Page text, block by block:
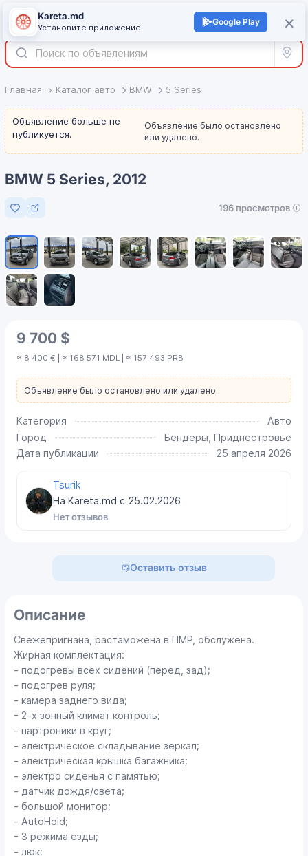
Войти +
Все
Главная Каталог авто BMW 5 Series
Объявление больше не
публикуется.
Объявление было остановлено
или удалено.
BMW 5 Series, 2012
Добавить в избранное
196 просмотров
9 700 $
≈ 8 400 € | ≈ 168 571 MDL | ≈ 157 493 PRB
Объявление было остановлено или удалено.
Категория
Авто
Город
Бендеры, Приднестровье
Дата публикации
25 апреля 2026
Tsurik
На Kareta.md с 25.02.2026
Нет отзывов
Оставить отзыв
Описание
Свежепригнана, растаможена в ПМР, обслужена.
Жирная комплектация:
- подогревы всех сидений (перед, зад);
- подогрев руля;
- камера заднего вида;
- 2-х зонный климат контроль;
- партроники в круг;
- электрическое складывание зеркал;
- электрическая крышка багажника;
- электро сиденья с памятью;
- датчик дождя/света;
- большой монитор;
- AutoHold;
- 3 режима езды;
- люк;
×
Kareta.md
Установите приложение
Google Play